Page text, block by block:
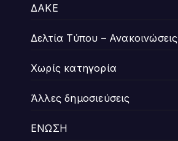
ΔΑΚΕ
Δελτία Τύπου – Ανακοινώσεις
Χωρίς κατηγορία
Άλλες δημοσιεύσεις
ΕΝΩΣΗ